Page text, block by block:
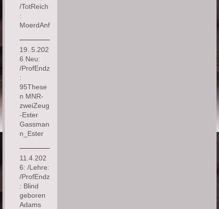
/TotReich
:
MoerdAnf
19..5.202
6 Neu:
/ProfEndz
:
95These
n MNR-
zweiZeug
-Ester
Gassman
n_Ester
11.4.202
6: /Lehre:
/ProfEndz
: Blind
geboren
Adams